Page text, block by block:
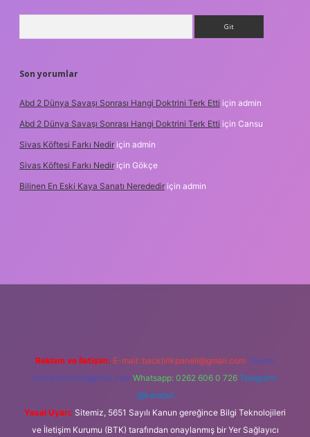
Son yorumlar
Abd 2 Dünya Savaşı Sonrası Hangi Doktrini Terk Etti için admin
Abd 2 Dünya Savaşı Sonrası Hangi Doktrini Terk Etti için Cansu
Sivas Köftesi Farkı Nedir için admin
Sivas Köftesi Farkı Nedir için Gökçe
Bilinen En Eski Kaya Sanatı Nerededir için admin
Reklam ve İletişim: E-mail: backlinkpaneli@gmail.com Teams:
forumhizmeti@gmail.com Whatsapp: 0262 606 0 726 Telegram:
@karabul
Yasal Uyarı: Sitemiz, 5651 Sayılı Kanun gereğince Bilgi Teknolojileri
ve İletişim Kurumu (BTK) tarafından onaylanmış bir Yer Sağlayıcı